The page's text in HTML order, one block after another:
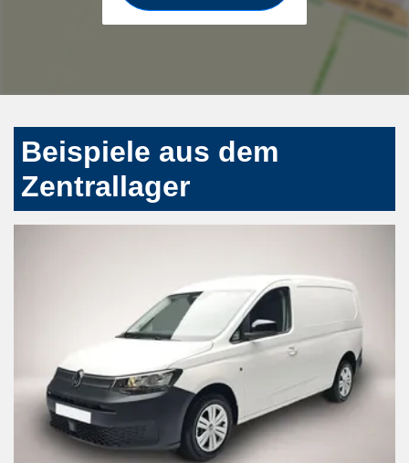
Beispiele aus dem
Zentrallager